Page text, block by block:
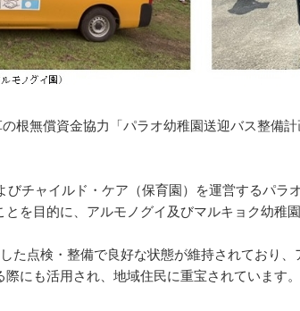
根無償資金協力「パラオ幼稚園送迎バス整備
チャイルド・ケア（保育園）を運営するパ
を目的に、アルモノグイ及びマルキョク幼稚
た点検・整備で良好な状態が維持されており
にも活用され、地域住民に重宝されています。